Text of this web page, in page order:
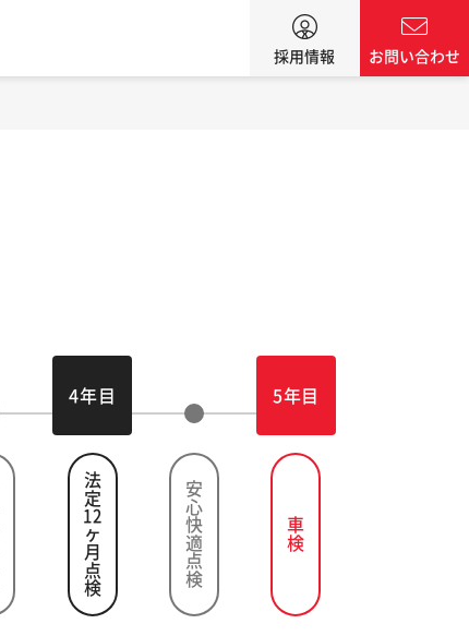
採用情報 お問い合わせ
4年目
法定
12
ヶ月点検 安心快適点検
5年目
車検